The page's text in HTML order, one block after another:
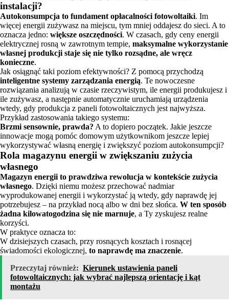
instalacji?
Autokonsumpcja to fundament opłacalności fotowoltaiki. Im
więcej energii zużywasz na miejscu, tym mniej oddajesz do sieci. A to
oznacza jedno: większe oszczędności. W czasach, gdy ceny energii
elektrycznej rosną w zawrotnym tempie, maksymalne wykorzystanie
własnej produkcji staje się nie tylko rozsądne, ale wręcz
konieczne.
Jak osiągnąć taki poziom efektywności? Z pomocą przychodzą
inteligentne systemy zarządzania energią. Te nowoczesne
rozwiązania analizują w czasie rzeczywistym, ile energii produkujesz i
ile zużywasz, a następnie automatycznie uruchamiają urządzenia
wtedy, gdy produkcja z paneli fotowoltaicznych jest najwyższa.
Przykład zastosowania takiego systemu:
Brzmi sensownie, prawda? A to dopiero początek. Jakie jeszcze
innowacje mogą pomóc domowym użytkownikom jeszcze lepiej
wykorzystywać własną energię i zwiększyć poziom autokonsumpcji?
Rola magazynu energii w zwiększaniu zużycia
własnego
Magazyn energii to prawdziwa rewolucja w kontekście zużycia
własnego. Dzięki niemu możesz przechować nadmiar
wyprodukowanej energii i wykorzystać ją wtedy, gdy naprawdę jej
potrzebujesz – na przykład nocą albo w dni bez słońca. W ten sposób
żadna kilowatogodzina się nie marnuje, a Ty zyskujesz realne
korzyści.
W praktyce oznacza to:
W dzisiejszych czasach, przy rosnących kosztach i rosnącej
świadomości ekologicznej, to naprawdę ma znaczenie.
Przeczytaj również: Kierunek ustawienia paneli
fotowoltaicznych: jak wybrać najlepszą orientację i kąt
montażu